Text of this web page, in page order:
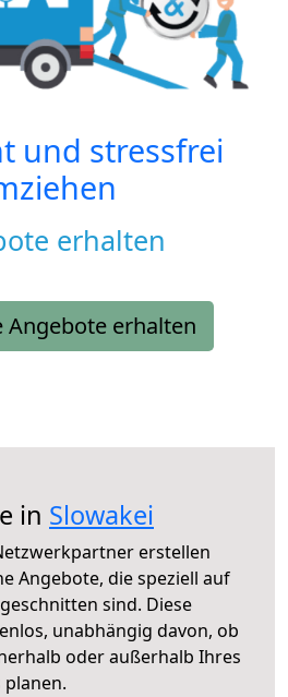
und stressfrei
erhalten
Angebote erhalten
in Slowakei
erstellen
Angebote, die speziell auf
sind. Diese
unabhängig davon, ob
oder außerhalb Ihres